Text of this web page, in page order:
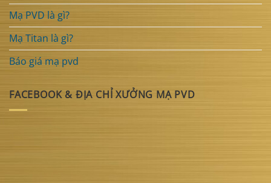
Mạ PVD là gì?
Mạ Titan là gì?
Báo giá mạ pvd
FACEBOOK & ĐỊA CHỈ XƯỞNG MẠ PVD